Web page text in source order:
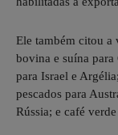
Ele também citou a
bovina e suína
para Israel e
pescados para
Rússia; e café